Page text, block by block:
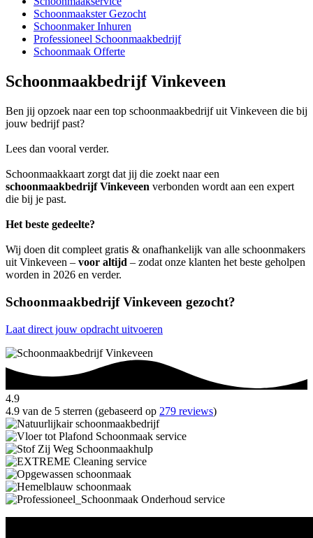
Schoonmaakster Gezocht
Schoonmaker Inhuren
Professioneel Schoonmaakbedrijf
Schoonmaak Offerte
Schoonmaakbedrijf Vinkeveen
Ben jij opzoek naar een top schoonmaakbedrijf uit Vinkeveen die bij
jouw bedrijf past?
Lees dan vooral verder.
Schoonmaakkaart zorgt dat jij die zoekt naar een
schoonmaakbedrijf Vinkeveen verbonden wordt aan een expert
die bij je past.
Het beste gedeelte?
Wij doen dit compleet gratis & onafhankelijk van alle schoonmakers
uit Vinkeveen – voor altijd – zodat onze klanten het beste geholpen
worden in 2026 en verder.
Schoonmaakbedrijf Vinkeveen gezocht?
Laat direct jouw opdracht uitvoeren
4.9
4.9 van de 5 sterren (gebaseerd op 279 reviews)